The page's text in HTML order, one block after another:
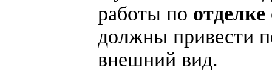
работы по
должны привести
внешний вид.